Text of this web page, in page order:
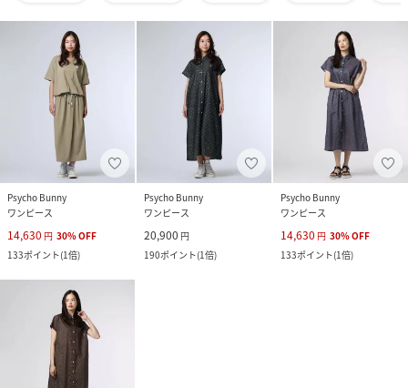
Psycho Bunny
ワンピース
14,630 円 30%OFF
133ポイント(1倍)
Psycho Bunny
ワンピース
20,900 円
190ポイント(1倍)
Psycho Bunny
ワンピース
14,630 円 30%OFF
133ポイント(1倍)